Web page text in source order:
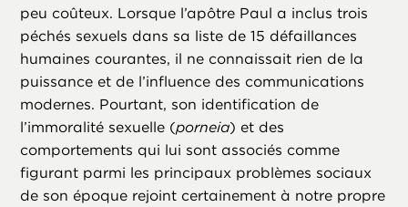
peu coûteux. Lorsque l’apôtre Paul a inclus trois
péchés sexuels dans sa liste de 15 défaillances
humaines courantes, il ne connaissait rien de la
puissance et de l’influence des communications
modernes. Pourtant, son identification de
l’immoralité sexuelle (porneia) et des
comportements qui lui sont associés comme
figurant parmi les principaux problèmes sociaux
de son époque rejoint certainement à notre propre